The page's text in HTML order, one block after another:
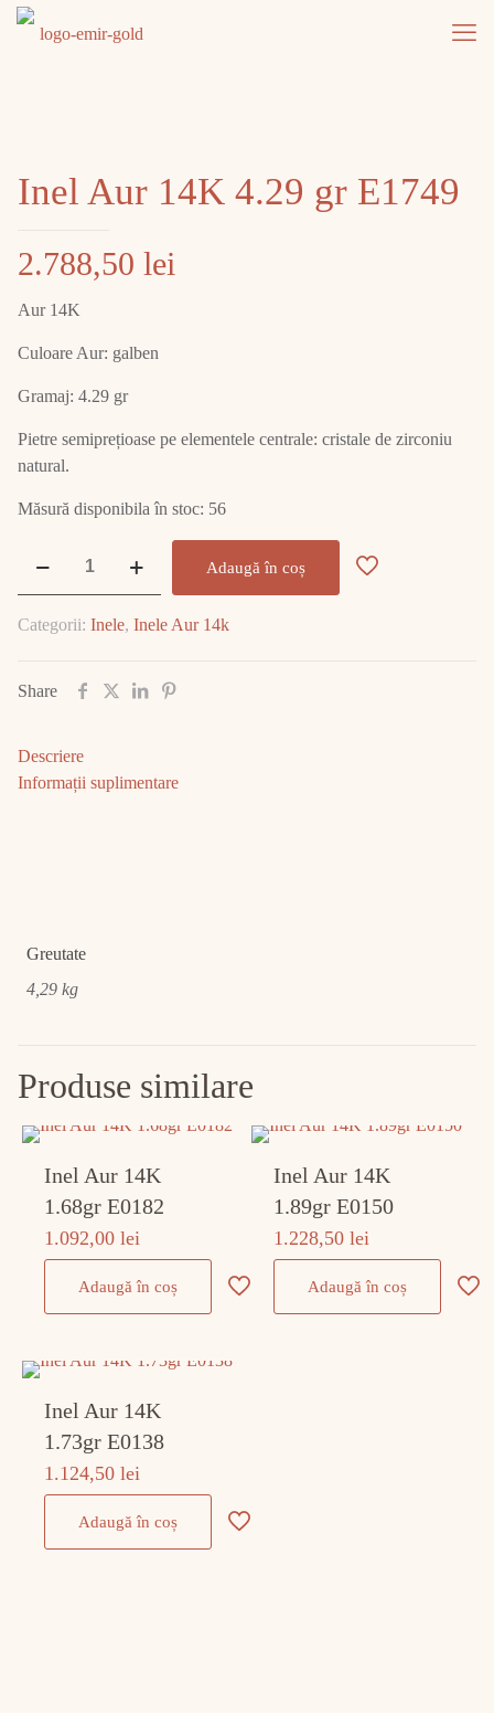
Inel Aur 14K 4.29 gr E1749
2.788,50 lei
Aur 14K
Culoare Aur: galben
Gramaj: 4.29 gr
Pietre semiprețioase pe elementele centrale: cristale de zirconiu
natural.
Măsură disponibila în stoc: 56
14K
gr
Adaugă în coș
Categorii: Inele, Inele Aur 14k
Share
Descriere
Informații suplimentare
Greutate
4,29 kg
Produse similare
Inel Aur 14K
1.68gr E0182
1.092,00lei
Adaugă în coș
Inel Aur 14K
1.89gr E0150
1.228,50lei
Adaugă în coș
Inel Aur 14K
1.73gr E0138
1.124,50lei
Adaugă în coș